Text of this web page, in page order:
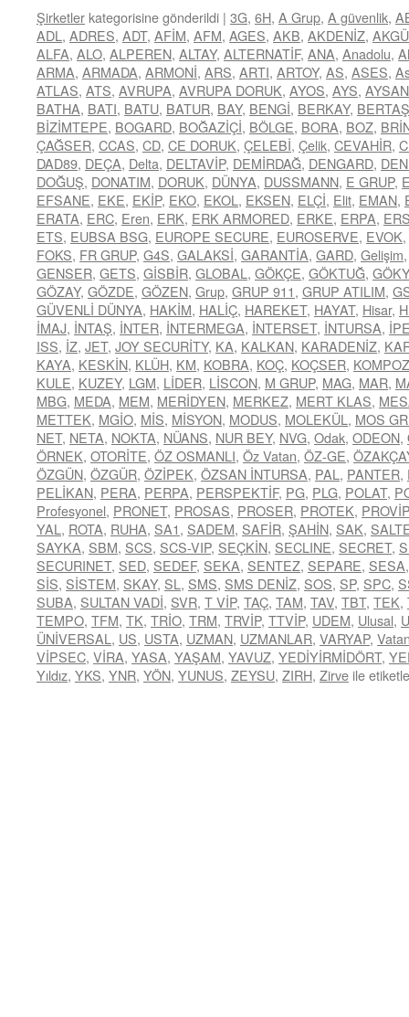
Şirketler kategorisine gönderildi | 3G, 6H, A Grup, A güvenlik,
ADL , ADRES, ADT, AFİM, AFM, AGES, AKB, AKDENİZ,
ALFA, ALO, ALPEREN, ALTAY, ALTERNATİF, ANA, Anadolu,
ARMA, ARMADA, ARMONİ, ARS, ARTI, ARTOY, AS, ASES,
ATLAS, ATS, AVRUPA, AVRUPA DORUK, AYOS, AYS, AYSAN
BATHA, BATI, BATU, BATUR, BAY, BENGİ, BERKAY, BERTAŞ
BİZİMTEPE, BOGARD, BOĞAZİÇİ, BÖLGE, BORA, BOZ,
ÇAĞSER, CCAS, CD, CE DORUK, ÇELEBİ, Çelik, CEVAHİR,
DAD89, DEÇA, Delta, DELTAVİP, DEMİRDAĞ, DENGARD,
DOĞUŞ, DONATIM, DORUK, DÜNYA, DUSSMANN, E GRUP,
EFSANE, EKE, EKİP, EKO, EKOL , EKSEN, ELÇİ, Elit, EMAN,
ERATA, ERC, Eren, ERK, ERK ARMORED, ERKE, ERPA,
ETS, EUBSA BSG, EUROPE SECURE, EUROSERVE, EVOK,
FOKS, FR GRUP, G4S, GALAKSİ, GARANTİA, GARD, Gelişim
GENSER, GETS, GİSBİR, GLOBAL , GÖKÇE, GÖKTUĞ,
GÖZAY, GÖZDE, GÖZEN, Grup, GRUP 911, GRUP ATILIM,
GÜVENLİ DÜNYA, HAKİM, HALİÇ, HAREKET, HAYAT, Hisar,
İMAJ, İNTAŞ, İNTER, İNTERMEGA, İNTERSET, İNTURSA,
ISS, İZ, JET, JOY SECURİTY, KA, KALKAN, KARADENİZ,
KAYA, KESKİN, KLÜH, KM, KOBRA, KOÇ, KOÇSER,
KULE, KUZEY, LGM, LİDER, LİSCON, M GRUP, MAG, MAR,
MBG, MEDA, MEM, MERİDYEN, MERKEZ, MERT KLAS,
METTEK, MGİO, MİS, MİSYON, MODUS, MOLEKÜL , MOS
NET, NETA, NOKTA, NÜANS, NUR BEY, NVG, Odak, ODEON,
ÖRNEK, OTORİTE, ÖZ OSMANLI, Öz Vatan, ÖZ-GE,
ÖZGÜN, ÖZGÜR, ÖZİPEK, ÖZSAN İNTURSA, PAL , PANTER,
PELİKAN, PERA, PERPA, PERSPEKTİF, PG, PLG, POLAT,
Profesyonel, PRONET, PROSAS, PROSER, PROTEK, PROVİP
YAL , ROTA, RUHA, SA1, SADEM, SAFİR, ŞAHİN, SAK,
SAYKA, SBM, SCS, SCS-VIP, SEÇKİN, SECLINE, SECRET,
SECURINET, SED, SEDEF, SEKA, SENTEZ, SEPARE, SESA
SİS, SİSTEM, SKAY, SL , SMS, SMS DENİZ, SOS, SP, SPC,
SUBA, SULTAN VADİ, SVR, T VİP, TAÇ, TAM, TAV, TBT, TEK,
TEMPO, TFM, TK, TRİO, TRM, TRVİP, TTVİP, UDEM, Ulusal,
ÜNİVERSAL , US, USTA, UZMAN, UZMANLAR, VARYAP,
VİPSEC, VİRA, YASA, YAŞAM, YAVUZ, YEDİYİRMİDÖRT,
Yıldız, YKS, YNR, YÖN, YUNUS, ZEYSU, ZIRH, Zirve ile